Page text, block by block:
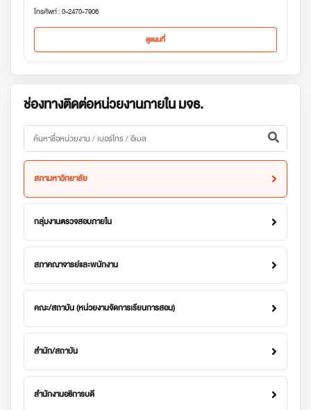
โทรศัพท์ : 0-2470-7906
ดูแผนที่
ช่องทางติดต่อหน่วยงานภายใน มจธ.
สภามหาวิทยาลัย
กลุ่มงานตรวจสอบภายใน
สภาคณาจารย์และพนักงาน
คณะ/สถาบัน (หน่วยงานจัดการเรียนการสอน)
สำนัก/สถาบัน
สำนักงานอธิการบดี